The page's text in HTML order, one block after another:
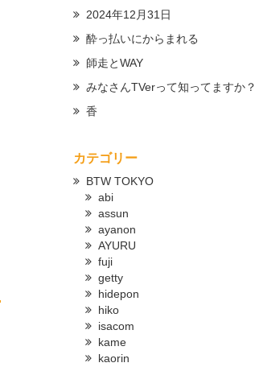
2024年12月31日
酔っ払いにからまれる
師走とWAY
みなさんTVerって知ってますか？
香
カテゴリー
BTW TOKYO
abi
assun
ayanon
AYURU
fuji
getty
hidepon
hiko
isacom
kame
kaorin